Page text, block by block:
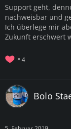
Support geht,
nachweisbar und
Ich überlege mir
Zukunft erschwert
4
Bolo